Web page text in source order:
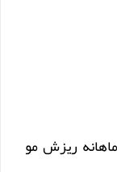
ریزش مو